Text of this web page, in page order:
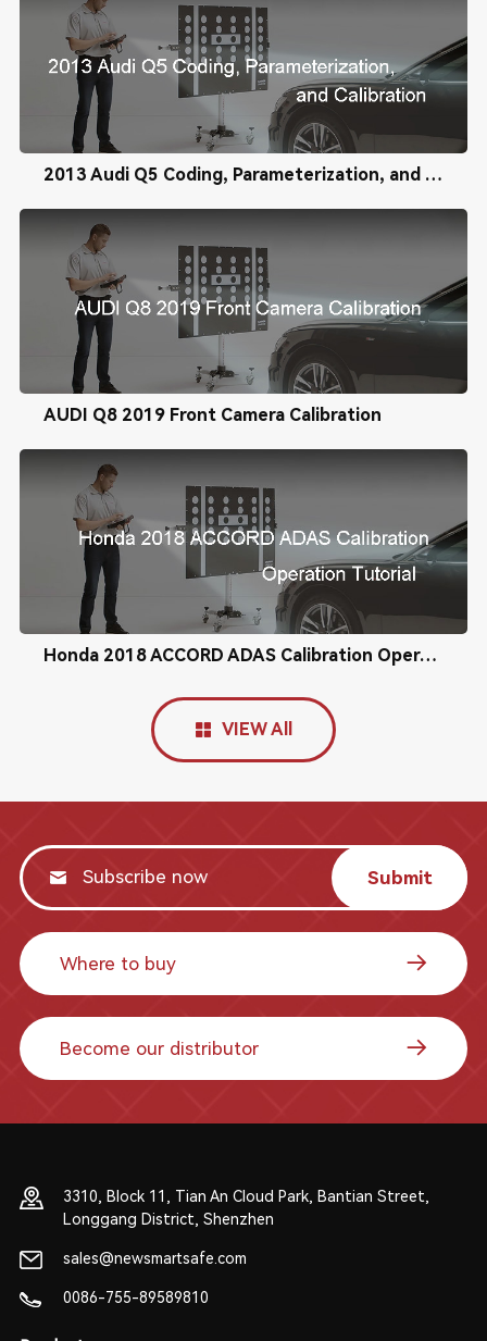
2013 Audi Q5 Coding, Parameterization, and Calibration
AUDI Q8 2019 Front Camera Calibration
Honda 2018 ACCORD ADAS Calibration Operation Tutorial
VIEW All
Submit
Where to buy
Become our distributor
3310, Block 11, Tian An Cloud Park, Bantian Street,
Longgang District, Shenzhen
sales@newsmartsafe.com
0086-755-89589810